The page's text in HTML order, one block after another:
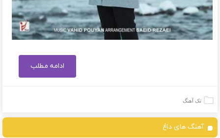
ادامه مطلب
تک آهنگ
آهنگ های داغ